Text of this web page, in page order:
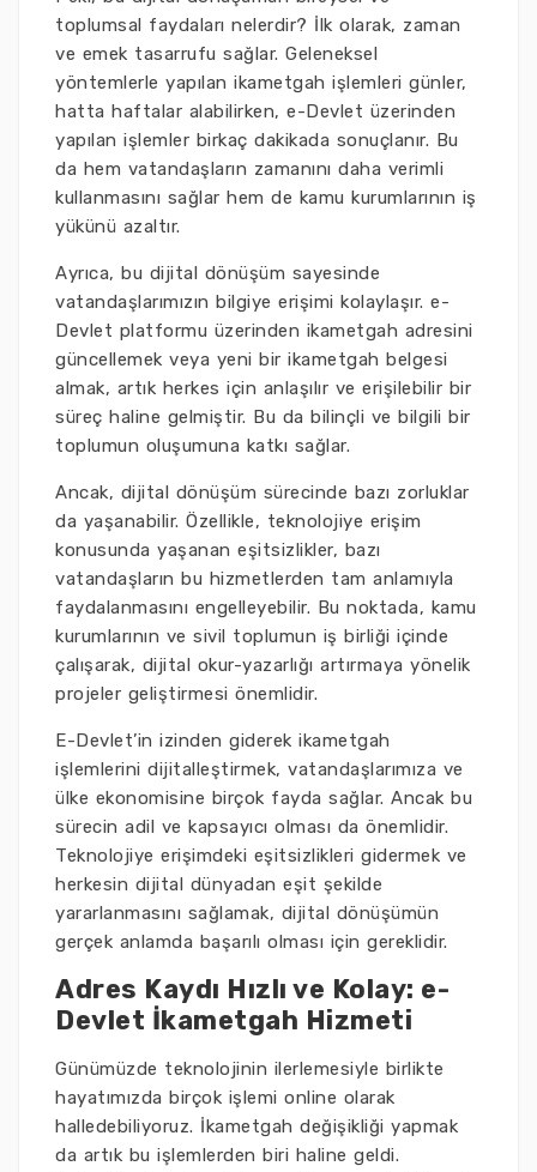
toplumsal faydaları nelerdir? İlk olarak, zaman
ve emek tasarrufu sağlar. Geleneksel
yöntemlerle yapılan ikametgah işlemleri günler,
hatta haftalar alabilirken, e-Devlet üzerinden
yapılan işlemler birkaç dakikada sonuçlanır. Bu
da hem vatandaşların zamanını daha verimli
kullanmasını sağlar hem de kamu kurumlarının iş
yükünü azaltır.
Ayrıca, bu dijital dönüşüm sayesinde
vatandaşlarımızın bilgiye erişimi kolaylaşır. e-
Devlet platformu üzerinden ikametgah adresini
güncellemek veya yeni bir ikametgah belgesi
almak, artık herkes için anlaşılır ve erişilebilir bir
süreç haline gelmiştir. Bu da bilinçli ve bilgili bir
toplumun oluşumuna katkı sağlar.
Ancak, dijital dönüşüm sürecinde bazı zorluklar
da yaşanabilir. Özellikle, teknolojiye erişim
konusunda yaşanan eşitsizlikler, bazı
vatandaşların bu hizmetlerden tam anlamıyla
faydalanmasını engelleyebilir. Bu noktada, kamu
kurumlarının ve sivil toplumun iş birliği içinde
çalışarak, dijital okur-yazarlığı artırmaya yönelik
projeler geliştirmesi önemlidir.
E-Devlet’in izinden giderek ikametgah
işlemlerini dijitalleştirmek, vatandaşlarımıza ve
ülke ekonomisine birçok fayda sağlar. Ancak bu
sürecin adil ve kapsayıcı olması da önemlidir.
Teknolojiye erişimdeki eşitsizlikleri gidermek ve
herkesin dijital dünyadan eşit şekilde
yararlanmasını sağlamak, dijital dönüşümün
gerçek anlamda başarılı olması için gereklidir.
Adres Kaydı Hızlı ve Kolay: e-
Devlet İkametgah Hizmeti
Günümüzde teknolojinin ilerlemesiyle birlikte
hayatımızda birçok işlemi online olarak
halledebiliyoruz. İkametgah değişikliği yapmak
da artık bu işlemlerden biri haline geldi.